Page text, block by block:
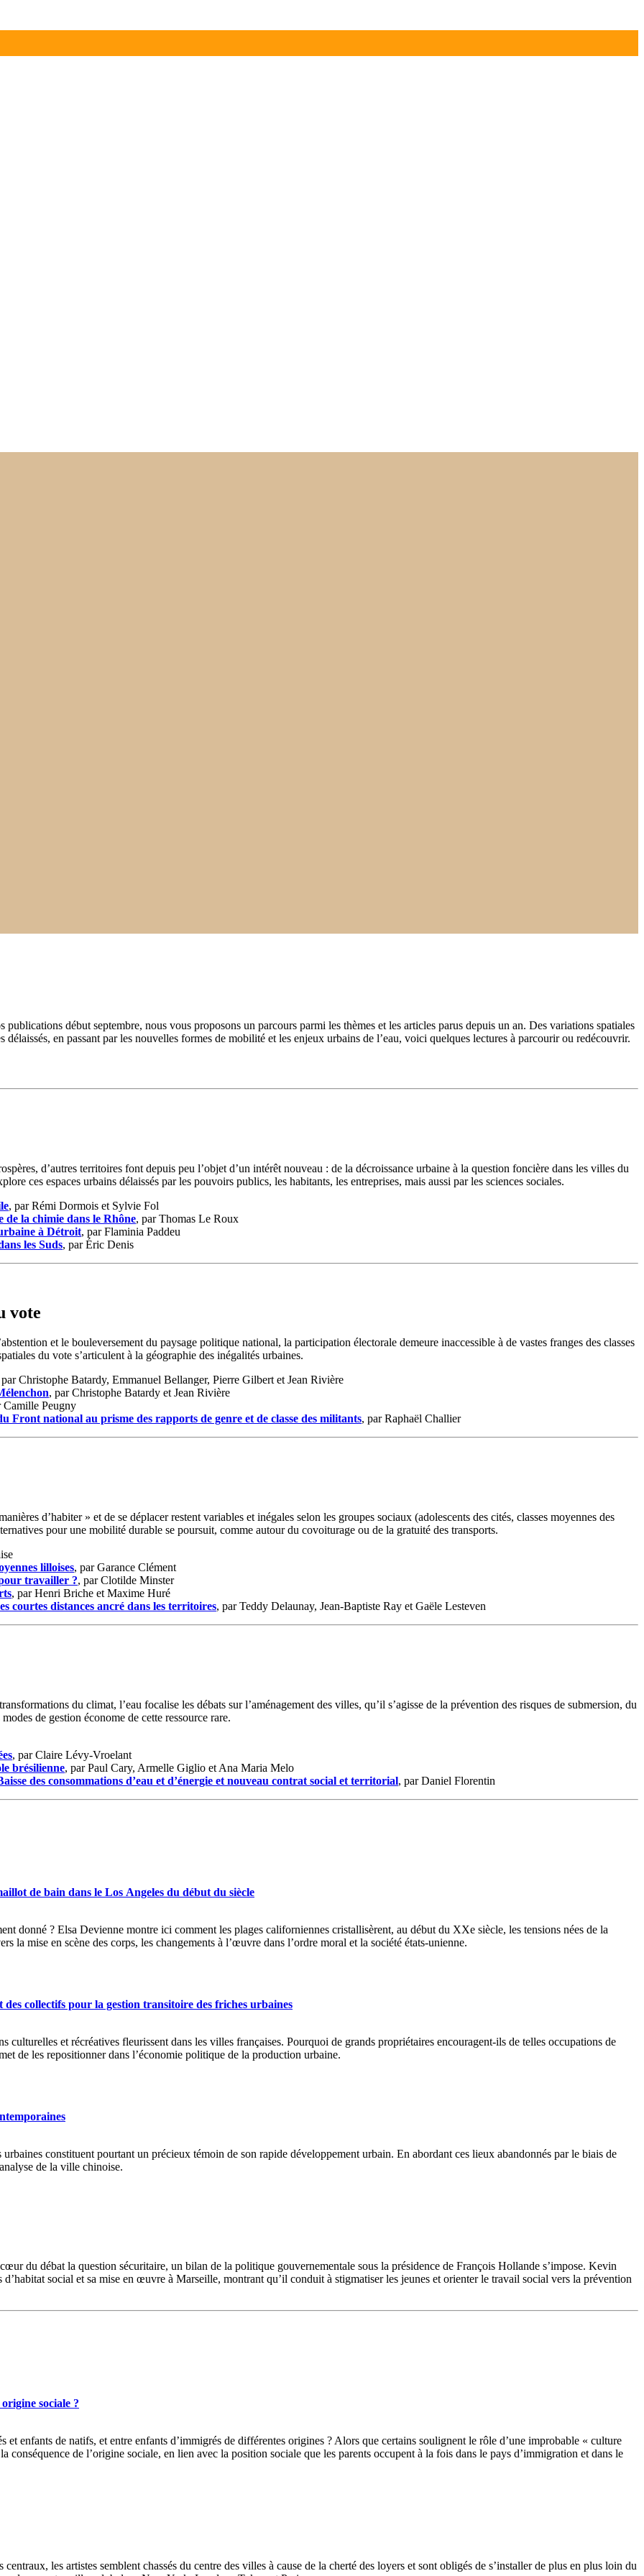
publications début septembre, nous vous proposons un parcours parmi les thèmes et les articles parus depuis un an. Des variations spatiales
en passant par les nouvelles formes de mobilité et les enjeux urbains de l’eau, voici quelques lectures à parcourir ou redécouvrir.
d’autres territoires font depuis peu l’objet d’un intérêt nouveau : de la décroissance urbaine à la question foncière dans les villes du
ces espaces urbains délaissés par les pouvoirs publics, les habitants, les entreprises, mais aussi par les sciences sociales.
, par Rémi Dormois et Sylvie Fol
la chimie dans le Rhône, par Thomas Le Roux
à Détroit, par Flaminia Paddeu
les Suds, par Éric Denis
vote
et le bouleversement du paysage politique national, la participation électorale demeure inaccessible à de vastes franges des classes
du vote s’articulent à la géographie des inégalités urbaines.
par Christophe Batardy, Emmanuel Bellanger, Pierre Gilbert et Jean Rivière
, par Christophe Batardy et Jean Rivière
Camille Peugny
national au prisme des rapports de genre et de classe des militants, par Raphaël Challier
d’habiter » et de se déplacer restent variables et inégales selon les groupes sociaux (adolescents des cités, classes moyennes des
pour une mobilité durable se poursuit, comme autour du covoiturage ou de la gratuité des transports.
lilloises, par Garance Clément
travailler ?, par Clotilde Minster
, par Henri Briche et Maxime Huré
courtes distances ancré dans les territoires, par Teddy Delaunay, Jean‑Baptiste Ray et Gaële Lesteven
du climat, l’eau focalise les débats sur l’aménagement des villes, qu’il s’agisse de la prévention des risques de submersion, du
de gestion économe de cette ressource rare.
, par Claire Lévy‑Vroelant
brésilienne, par Paul Cary, Armelle Giglio et Ana Maria Melo
des consommations d’eau et d’énergie et nouveau contrat social et territorial, par Daniel Florentin
de bain dans le Los Angeles du début du siècle
donné ? Elsa Devienne montre ici comment les plages californiennes cristallisèrent, au début du XXe siècle, les tensions nées de la
la mise en scène des corps, les changements à l’œuvre dans l’ordre moral et la société états-unienne.
collectifs pour la gestion transitoire des friches urbaines
culturelles et récréatives fleurissent dans les villes françaises. Pourquoi de grands propriétaires encouragent-ils de telles occupations de
de les repositionner dans l’économie politique de la production urbaine.
constituent pourtant un précieux témoin de son rapide développement urbain. En abordant ces lieux abandonnés par le biais de
de la ville chinoise.
du débat la question sécuritaire, un bilan de la politique gouvernementale sous la présidence de François Hollande s’impose. Kevin
social et sa mise en œuvre à Marseille, montrant qu’il conduit à stigmatiser les jeunes et orienter le travail social vers la prévention
sociale ?
et enfants de natifs, et entre enfants d’immigrés de différentes origines ? Alors que certains soulignent le rôle d’une improbable « culture
de l’origine sociale, en lien avec la position sociale que les parents occupent à la fois dans le pays d’immigration et dans le
les artistes semblent chassés du centre des villes à cause de la cherté des loyers et sont obligés de s’installer de plus en plus loin du